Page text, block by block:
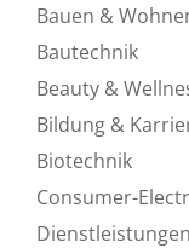
Bauen &
Bautechnik
Beauty &
Bildung &
Biotechnik
Consumer-
Dienstleistungen